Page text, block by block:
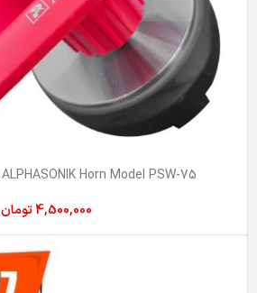
ALPHASONIK Horn Model PSW-75 هورن آلفاسونیک 75
4,500,000تومان